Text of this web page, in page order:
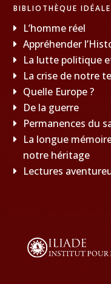
BIBLIOTHÈQUE IDÉALE
L’homme réel
Appréhender
La lutte politique
La crise de notre
Quelle Europe ?
De la guerre
Permanences du
La longue
notre héritage
Lectures